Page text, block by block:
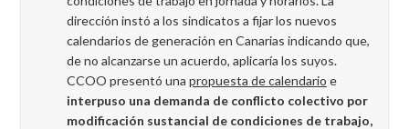
dirección instó a los sindicatos a fijar los nuevos
calendarios de generación en Canarias indicando que,
de no alcanzarse un acuerdo, aplicaría los suyos.
CCOO presentó una propuesta de calendario e
interpuso una demanda de conflicto colectivo por
modificación sustancial de condiciones de trabajo,